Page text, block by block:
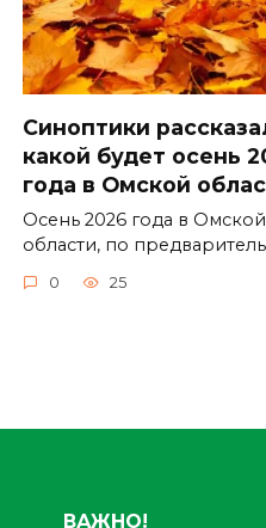
Синоптики
какой будет осень
года в Омской
Осень 2026 года в Омской
области, по
0 25
ВАЖНО!